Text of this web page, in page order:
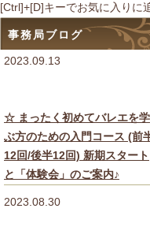
[Ctrl]+[D]キーでお気に入りに
事務局ブログ
2023.09.13
☆ まったく初めてバレエを学
ぶ方のための入門コース (前
12回/後半12回) 新期スタート
と「体験会」のご案内♪
2023.08.30